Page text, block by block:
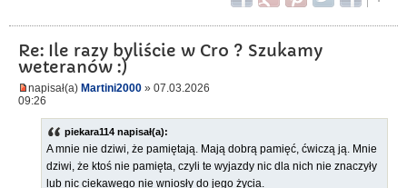
Re: Ile razy byliście w Cro ? Szukamy
weteranów :)
napisał(a) Martini2000 » 07.03.2026
09:26
piekara114 napisał(a):
A mnie nie dziwi, że pamiętają. Mają dobrą pamięć, ćwiczą ją. Mnie
dziwi, że ktoś nie pamięta, czyli te wyjazdy nic dla nich nie znaczyły
lub nic ciekawego nie wniosły do jego życia.